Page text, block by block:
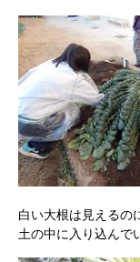
白い大根は見えるの
土の中に入り込んで